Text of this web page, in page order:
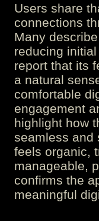
Users share
connections
Many
reducing
report that its
a natural
comfortable
engagement
highlight how
seamless and
feels organic,
manageable,
confirms the
meaningful